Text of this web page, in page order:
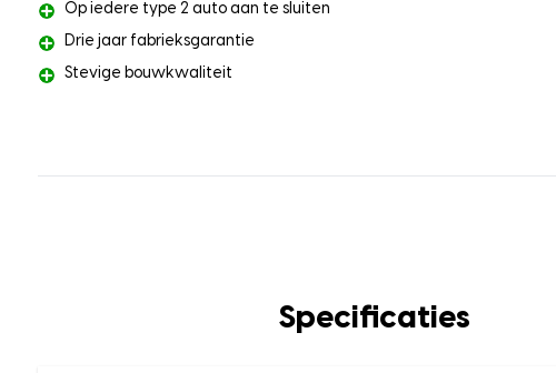
Op iedere type 2 auto aan te sluiten
Drie jaar fabrieksgarantie
Stevige bouwkwaliteit
Specificaties